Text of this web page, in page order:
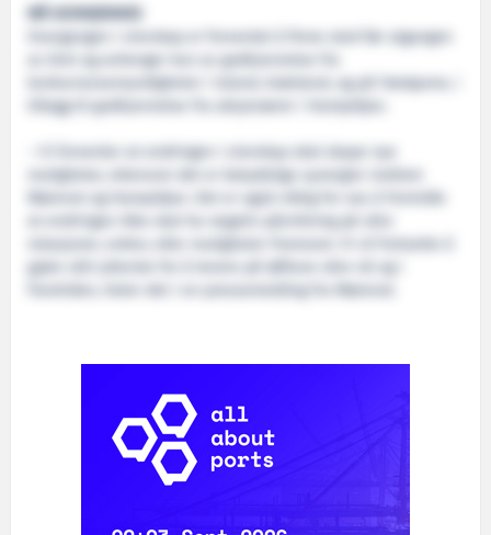
MÅ GODKJENNES
Overgangen i eierskap er forventet å finne sted før utgangen
av året og avhenger kun av godkjennelse fra
konkurransemyndigheter i Island, Grønland, og på Færøyene, i
tillegg til godkjennelse fra aksjonærer i Hampidjan.
– Vi forventer at endringen i eierskap skal skape nye
muligheter, ettersom det er betydelige synergier mellom
Mørenot og Hampidjan. Det er også viktig for oss å formidle
at endringen ikke skal ha negativ påvirkning på våre
relasjoner, ordrer, eller muligheter framover. Vi vil fortsette å
gjøre vårt ytterste for å levere på løftene våre nå og i
framtiden, heter det i en pressemelding fra Mørenot.